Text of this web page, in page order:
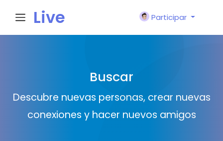
Live
n
Participar
Buscar
Descubre nuevas personas, crear nuevas
conexiones y hacer nuevos amigos